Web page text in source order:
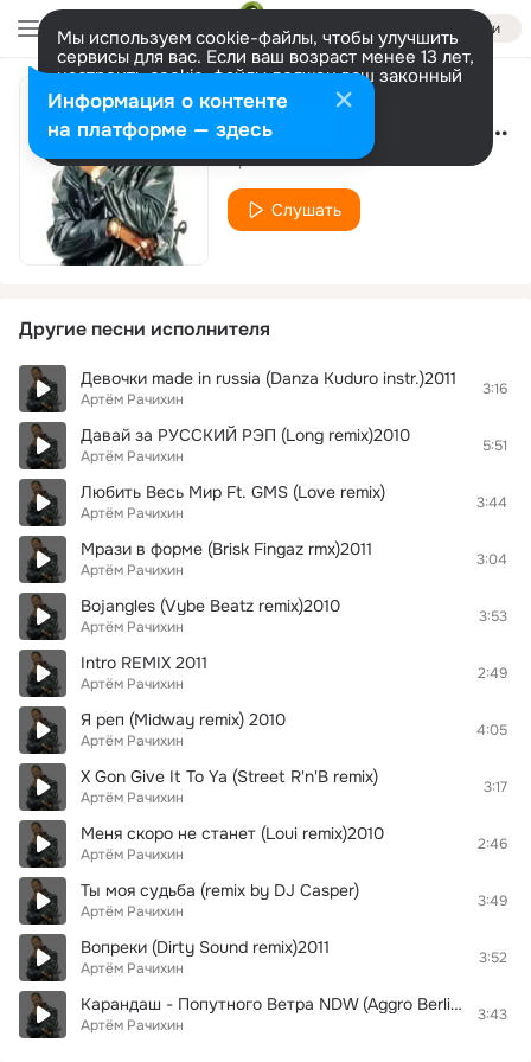
Войти
Мы используем cookie-файлы, чтобы улучшить
сервисы для вас. Если ваш возраст менее 13 лет,
настроить cookie-файлы должен ваш законный
представитель. Больше информации
Разрешить все Настроить Палитра(Perfect Day remix 2011)
Артём Рачихин
Слушать
Другие песни исполнителя
Девочки made in russia (Danza Kuduro instr.)2011
Артём Рачихин
3:16
Давай за РУССКИЙ РЭП (Long remix)2010
Артём Рачихин
5:51
Любить Весь Мир Ft. GMS (Love remix)
Артём Рачихин
3:44
Мрази в форме (Brisk Fingaz rmx)2011
Артём Рачихин
3:04
Bojangles (Vybe Beatz remix)2010
Артём Рачихин
3:53
Intro REMIX 2011
Артём Рачихин
2:49
Я реп (Midway remix) 2010
Артём Рачихин
4:05
X Gon Give It To Ya (Street R'n'B remix)
Артём Рачихин
3:17
Меня скоро не станет (Loui remix)2010
Артём Рачихин
2:46
Ты моя судьба (remix by DJ Casper)
Артём Рачихин
3:49
Вопреки (Dirty Sound remix)2011
Артём Рачихин
3:52
Карандаш - Попутного Ветра NDW (Aggro Berlin remix)
Артём Рачихин
3:43
Информация о контенте
на платформе — здесь